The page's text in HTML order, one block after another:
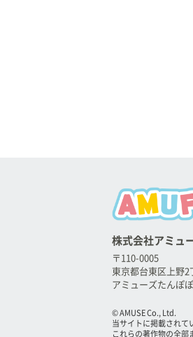
株式会社アミュ
〒110-0005
東京都台東区上野2
アミューズたんぽ
© AMUSE Co., Ltd.
当サイトに掲載されて
これらの著作物の全部